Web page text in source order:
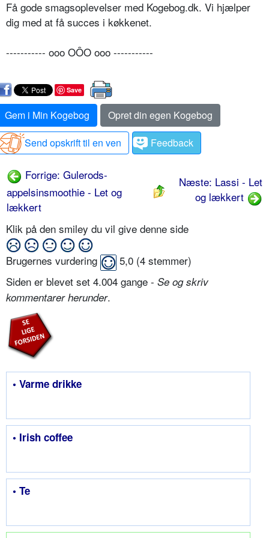
Få gode smagsoplevelser med Kogebog.dk. Vi hjælper
dig med at få succes i køkkenet.
----------- ooo OÔO ooo -----------
Save
Gem i Min Kogebog
Opret din egen Kogebog
Send opskrift til en ven
Feedback
Forrige: Gulerods-
appelsinsmoothie - Let og
lækkert
Næste: Lassi - Let
og lækkert
Klik på den smiley du vil give denne side
Brugernes vurdering 5,0 (4 stemmer)
Siden er blevet set 4.004 gange - Se og skriv
kommentarer herunder.
• Varme drikke
• Irish coffee
• Te